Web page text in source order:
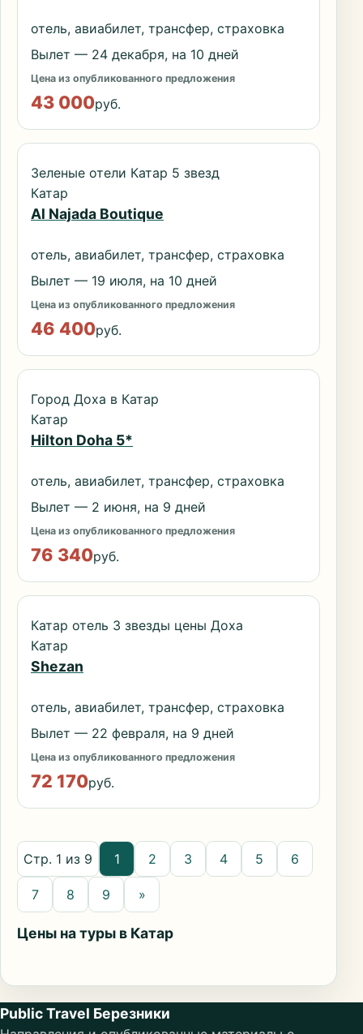
отель, авиабилет, трансфер, страховка
Вылет — 24 декабря, на 10 дней
Цена из опубликованного предложения
43 000руб.
Зеленые отели Катар 5 звезд
Катар
Al Najada Boutique
отель, авиабилет, трансфер, страховка
Вылет — 19 июля, на 10 дней
Цена из опубликованного предложения
46 400руб.
Город Доха в Катар
Катар
Hilton Doha 5*
отель, авиабилет, трансфер, страховка
Вылет — 2 июня, на 9 дней
Цена из опубликованного предложения
76 340руб.
Катар отель 3 звезды цены Доха
Катар
Shezan
отель, авиабилет, трансфер, страховка
Вылет — 22 февраля, на 9 дней
Цена из опубликованного предложения
72 170руб.
Стр. 1 из 9 1 2 3 4 5 6
7 8 9 »
Цены на туры в Катар
Public Travel Березники